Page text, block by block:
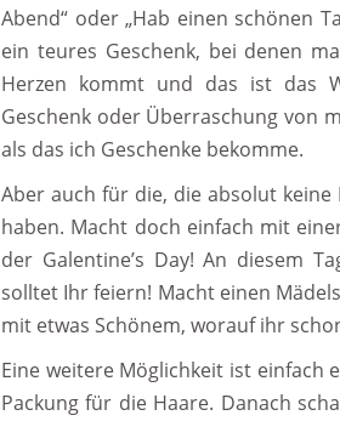
Abend“ oder „Hab einen schönen
ein teures Geschenk, bei denen
Herzen kommt und das ist das
Geschenk oder Überraschung von
als das ich Geschenke bekomme.
Aber auch für die, die absolut
haben. Macht doch einfach mit
der Galentine’s Day! An diesem
solltet Ihr feiern! Macht einen
mit etwas Schönem, worauf ihr
Eine weitere Möglichkeit ist einfach
Packung für die Haare. Danach